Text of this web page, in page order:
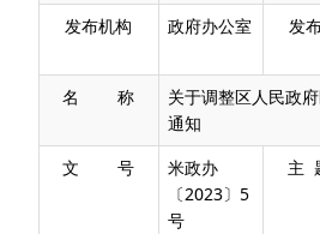
发布机构 政府办公室 发
名 称
关于调整区人民政
通知
文 号
米政办
〔2023〕5
号
主